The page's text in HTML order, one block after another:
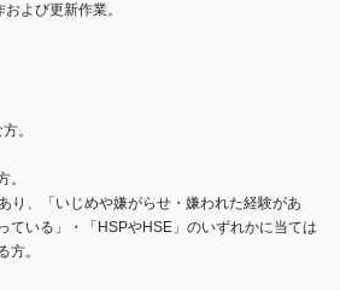
よび更新作業。
。
。
り、「いじめや嫌がらせ・嫌われた経験があ
ている」・「HSPやHSE」のいずれかに当ては
方。